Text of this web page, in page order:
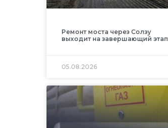
Ремонт моста через Солзу
выходит на завершающий этап
05.08.2026